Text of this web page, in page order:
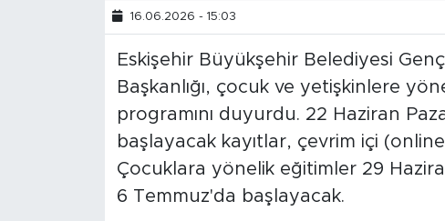
16.06.2026 - 15:03
Eskişehir Büyükşehir Belediyesi
Başkanlığı, çocuk ve yetişkinlere
programını duyurdu. 22 Haziran
başlayacak kayıtlar, çevrim içi
Çocuklara yönelik eğitimler 29
6 Temmuz'da başlayacak.